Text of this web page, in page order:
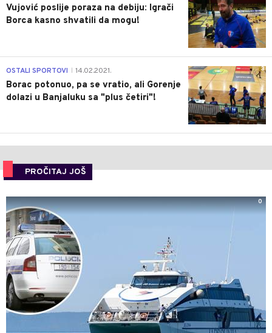
Vujović poslije poraza na debiju: Igrači
Borca kasno shvatili da mogu!
3
OSTALI SPORTOVI 14.02.2021.
Borac potonuo, pa se vratio, ali Gorenje
dolazi u Banjaluku sa "plus četiri"!
PROČITAJ JOŠ
0